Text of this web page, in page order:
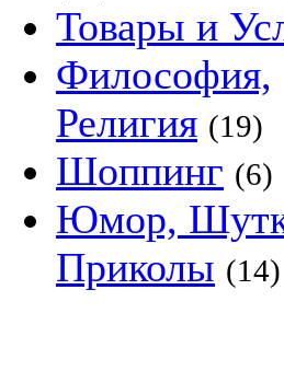
Товары и
Философия,
Религия (19)
Шоппинг (6)
Юмор,
Приколы (14)